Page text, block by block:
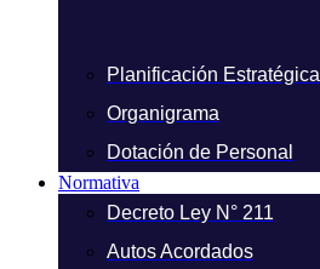
Planificación Estratégica
Organigrama
Dotación de Personal
Normativa
Decreto Ley N° 211
Autos Acordados